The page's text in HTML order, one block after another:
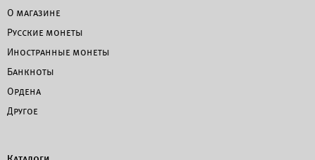
О магазине
Русские монеты
Иностранные монеты
Банкноты
Ордена
Другое